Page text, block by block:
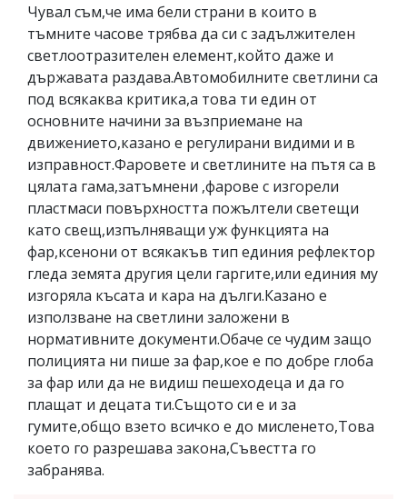
Чувал съм,че има бели страни в които в
тъмните часове трябва да си с задължителен
светлоотразителен елемент,който даже и
държавата раздава.Автомобилните светлини са
под всякаква критика,а това ти един от
основните начини за възприемане на
движението,казано е регулирани видими и в
изправност.Фаровете и светлините на пътя са в
цялата гама,затъмнени ,фарове с изгорели
пластмаси повърхността пожълтели светещи
като свещ,изпълняващи уж функцията на
фар,ксенони от всякакъв тип единия рефлектор
гледа земята другия цели гаргите,или единия му
изгоряла късата и кара на дълги.Казано е
използване на светлини заложени в
нормативните документи.Обаче се чудим защо
полицията ни пише за фар,кое е по добре глоба
за фар или да не видиш пешеходеца и да го
плащат и децата ти.Същото си е и за
гумите,общо взето всичко е до мисленето,Това
което го разрешава закона,Съвестта го
забранява.